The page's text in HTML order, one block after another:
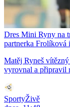
Dres Mini Ryny na
partnerka Frolíková
Matěj Ryneš
vyrovnal a připravil
SportyŽivě